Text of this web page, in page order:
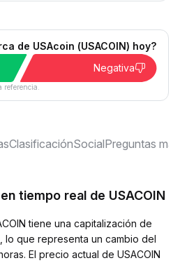
de USAcoin (USACOIN) hoy?
Negativa
referencia.
ClasificaciónSocialPreguntas
tiempo real de USACOIN
tiene una capitalización de
lo que representa un cambio del
El precio actual de USACOIN